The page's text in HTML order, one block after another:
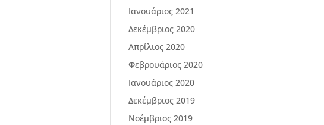
Ιανουάριος 2021
Δεκέμβριος 2020
Απρίλιος 2020
Φεβρουάριος 2020
Ιανουάριος 2020
Δεκέμβριος 2019
Νοέμβριος 2019